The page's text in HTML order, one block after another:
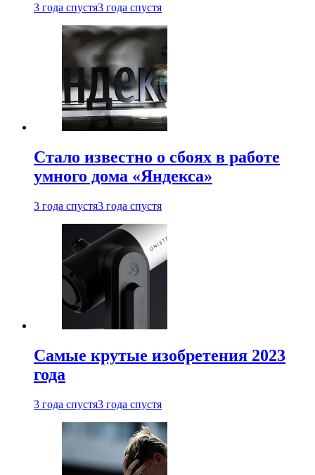
3 года спустя3 года спустя
Стало известно о сбоях в работе
умного дома «Яндекса»
3 года спустя3 года спустя
Самые крутые изобретения 2023
года
3 года спустя3 года спустя